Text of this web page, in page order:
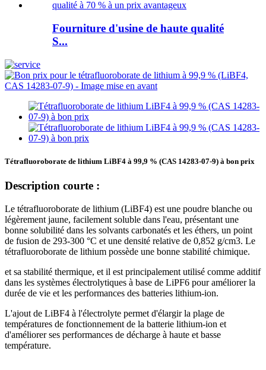
Fourniture d'usine de haute qualité
S...
Tétrafluoroborate de lithium LiBF4 à 99,9 % (CAS 14283-07-9) à bon prix
Description courte :
Le tétrafluoroborate de lithium (LiBF4) est une poudre blanche ou
légèrement jaune, facilement soluble dans l'eau, présentant une
bonne solubilité dans les solvants carbonatés et les éthers, un point
de fusion de 293-300 °C et une densité relative de 0,852 g/cm3. Le
tétrafluoroborate de lithium possède une bonne stabilité chimique.
et sa stabilité thermique, et il est principalement utilisé comme additif
dans les systèmes électrolytiques à base de LiPF6 pour améliorer la
durée de vie et les performances des batteries lithium-ion.
L'ajout de LiBF4 à l'électrolyte permet d'élargir la plage de
températures de fonctionnement de la batterie lithium-ion et
d'améliorer ses performances de décharge à haute et basse
température.